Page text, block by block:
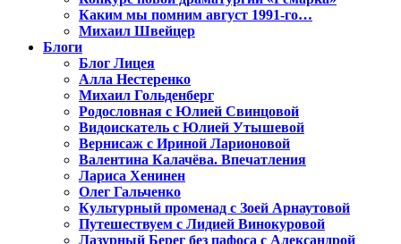
Каким мы помним август 1991-го…
Михаил Швейцер
Блоги
Блог Лицея
Алла Нестеренко
Михаил Гольденберг
Родословная с Юлией Свинцовой
Видоискатель с Юлией Утышевой
Вернисаж с Ириной Ларионовой
Валентина Калачёва. Впечатления
Лариса Хенинен
Олег Гальченко
Культурный променад с Зоей Арнаутовой
Путешествуем с Лидией Винокуровой
Лазурный Берег без пафоса с Александрой